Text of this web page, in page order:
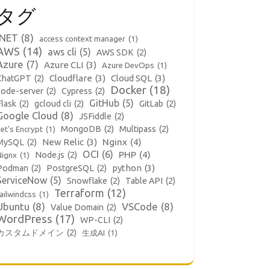
グ
(8) access context manager (1)
(14) aws cli (5) AWS SDK (2)
(7) Azure CLI (3) Azure DevOps (1)
(2) Cloudflare (3) Cloud SQL (3)
server (2) Cypress (2) Docker (18)
(2) gcloud cli (2) GitHub (5) GitLab (2)
Cloud (8) JSFiddle (2)
Encrypt (1) MongoDB (2) Multipass (2)
(2) New Relic (3) Nginx (4)
(1) Node.js (2) OCI (6) PHP (4)
(2) PostgreSQL (2) python (3)
(5) Snowflake (2) Table API (2)
(1) Terraform (12)
(8) Value Domain (2) VSCode (8)
(17) WP-CLI (2)
スタムドメイン (2) 生成AI (1)